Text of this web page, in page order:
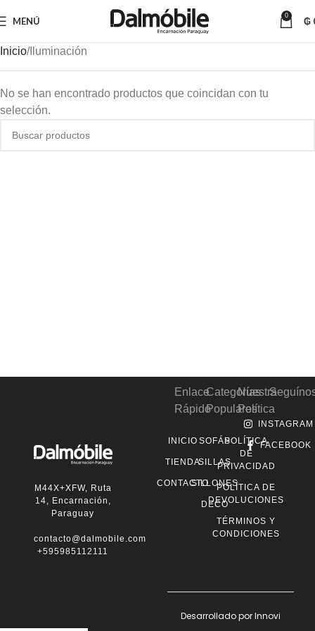
MENÚ 0 ₲
Inicio Iluminación
No se han encontrado productos que coincidan con tu
selección.
M44X+XFW, Ruta
14, Encarnación,
Paraguay
contacto@dalmobile.com.py
+595985112111
Enlace
Rápido
INICIO
TIENDA
CONTACTO
Categorías
Populares
SOFÁS
SILLAS
SILLONES
DECO
Nuestra
Política
POLÍTICA
DE
PRIVACIDAD
POLÍTICA DE
DEVOLUCIONES
TÉRMINOS Y
CONDICIONES
INSTAGRAM
FACEBOOK
Desarrollado por Innovi